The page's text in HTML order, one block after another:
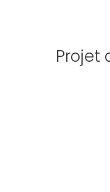
Projet